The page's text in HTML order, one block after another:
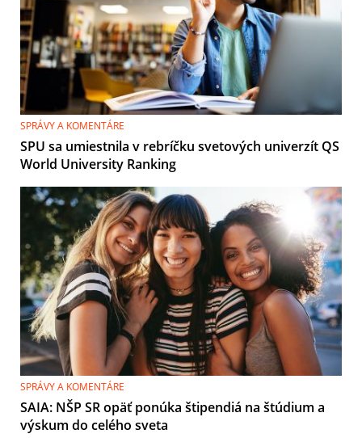
SPRÁVY A KOMENTÁRE
SPU sa umiestnila v rebríčku svetových univerzít QS
World University Ranking
SPRÁVY A KOMENTÁRE
SAIA: NŠP SR opäť ponúka štipendiá na štúdium a
výskum do celého sveta